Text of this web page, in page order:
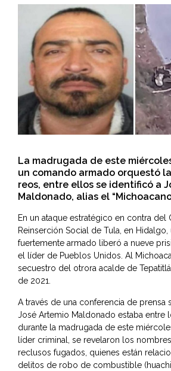
La madrugada de este
un comando armado orquestó
reos, entre ellos se identificó a
Maldonado, alias el
En un ataque estratégico en contra del
Reinserción Social de Tula, en
fuertemente armado liberó a nueve
el líder de Pueblos Unidos. Al
secuestro del otrora acalde de
de 2021.
A través de una conferencia de prensa
José Artemio Maldonado estaba entre
durante la madrugada de este
líder criminal, se revelaron los
reclusos fugados, quienes están
delitos de robo de combustible